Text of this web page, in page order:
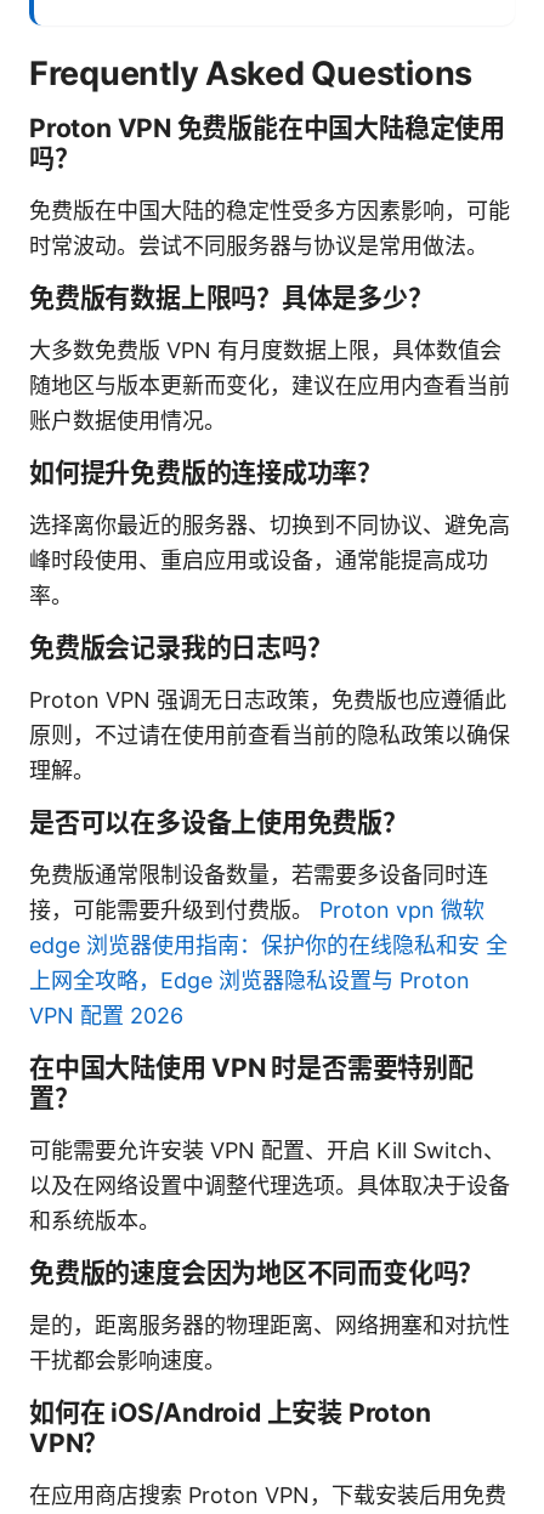
Frequently Asked Questions
Proton VPN 免费版能在中国大陆稳定使用
吗？
免费版在中国大陆的稳定性受多方因素影响，可能
时常波动。尝试不同服务器与协议是常用做法。
免费版有数据上限吗？具体是多少？
大多数免费版 VPN 有月度数据上限，具体数值会
随地区与版本更新而变化，建议在应用内查看当前
账户数据使用情况。
如何提升免费版的连接成功率？
选择离你最近的服务器、切换到不同协议、避免高
峰时段使用、重启应用或设备，通常能提高成功
率。
免费版会记录我的日志吗？
Proton VPN 强调无日志政策，免费版也应遵循此
原则，不过请在使用前查看当前的隐私政策以确保
理解。
是否可以在多设备上使用免费版？
免费版通常限制设备数量，若需要多设备同时连
接，可能需要升级到付费版。 Proton vpn 微软
edge 浏览器使用指南：保护你的在线隐私和安 全
上网全攻略，Edge 浏览器隐私设置与 Proton
VPN 配置 2026
在中国大陆使用 VPN 时是否需要特别配
置？
可能需要允许安装 VPN 配置、开启 Kill Switch、
以及在网络设置中调整代理选项。具体取决于设备
和系统版本。
免费版的速度会因为地区不同而变化吗？
是的，距离服务器的物理距离、网络拥塞和对抗性
干扰都会影响速度。
如何在 iOS/Android 上安装 Proton
VPN？
在应用商店搜索 Proton VPN，下载安装后用免费